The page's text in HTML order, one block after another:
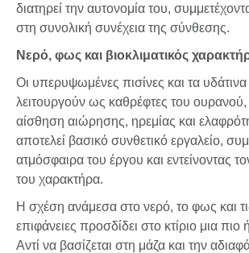
διατηρεί την αυτονομία του,
στη συνολική συνέχεια της σύνθεσης.
Νερό, φως και βιοκλιματικός
Οι υπερυψωμένες πισίνες και τα υδάτινα
λειτουργούν ως καθρέφτες του ουρανού,
αίσθηση αιώρησης, ηρεμίας και
αποτελεί βασικό συνθετικό εργαλείο,
ατμόσφαιρα του έργου και εντείνοντας
του χαρακτήρα.
Η σχέση ανάμεσα στο νερό, το φως και
επιφάνειες προσδίδει στο κτίριο μια
Αντί να βασίζεται στη μάζα και την